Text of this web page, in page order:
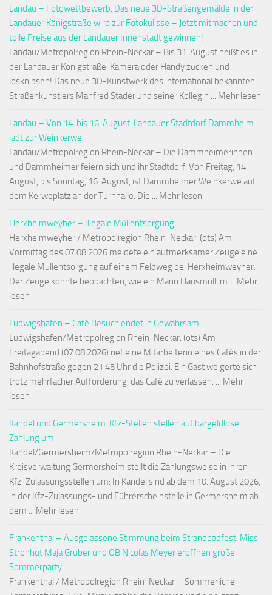
Landau – Fotowettbewerb: Das neue 3D-Straßengemälde in der
Landauer Königstraße wird zur Fotokulisse – Jetzt mitmachen und
tolle Preise aus der Landauer Innenstadt gewinnen!
Landau/Metropolregion Rhein-Neckar – Bis 31. August heißt es in
der Landauer Königstraße: Kamera oder Handy zücken und
losknipsen! Das neue 3D-Kunstwerk des international bekannten
Straßenkünstlers Manfred Stader und seiner Kollegin ... Mehr lesen
Landau – Von 14. bis 16. August: Landauer Stadtdorf Dammheim
lädt zur Weinkerwe
Landau/Metropolregion Rhein-Neckar – Die Dammheimerinnen
und Dammheimer feiern sich und ihr Stadtdorf: Von Freitag, 14.
August, bis Sonntag, 16. August, ist Dammheimer Weinkerwe auf
dem Kerweplatz an der Turnhalle. Die ... Mehr lesen
Herxheimweyher – Illegale Müllentsorgung
Herxheimweyher / Metropolregion Rhein-Neckar. (ots) Am
Vormittag des 07.08.2026 meldete ein aufmerksamer Zeuge eine
illegale Müllentsorgung auf einem Feldweg bei Herxheimweyher.
Der Zeuge konnte beobachten, wie ein Mann Hausmüll im ... Mehr
lesen
Ludwigshafen – Café Besuch endet in Gewahrsam
Ludwigshafen/Metropolregion Rhein-Neckar. (ots) Am
Freitagabend (07.08.2026) rief eine Mitarbeiterin eines Cafés in der
Bahnhofstraße gegen 21:45 Uhr die Polizei. Ein Gast weigerte sich
trotz mehrfacher Aufforderung, das Café zu verlassen. ... Mehr
lesen
Kandel und Germersheim: Kfz-Stellen stellen auf bargeldlose
Zahlung um
Kandel/Germersheim/Metropolregion Rhein-Neckar – Die
Kreisverwaltung Germersheim stellt die Zahlungsweise in ihren
Kfz-Zulassungsstellen um: In Kandel sind ab dem 10. August 2026,
in der Kfz-Zulassungs- und Führerscheinstelle in Germersheim ab
dem ... Mehr lesen
Frankenthal – Ausgelassene Stimmung beim Strandbadfest: Miss
Strohhut Maja Gruber und OB Nicolas Meyer eröffnen große
Sommerparty
Frankenthal / Metropolregion Rhein-Neckar – Sommerliche